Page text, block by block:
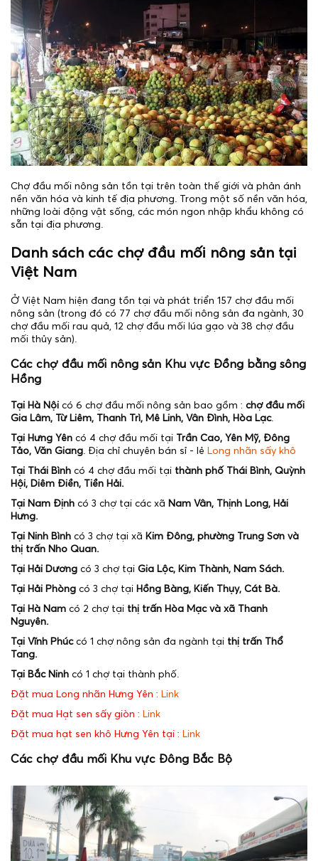
Chợ đầu mối nông sản tồn tại trên toàn thế giới và phản ánh
nền văn hóa và kinh tế địa phương. Trong một số nền văn hóa,
những loài động vật sống, các món ngon nhập khẩu không có
sẵn tại địa phương.
Danh sách các chợ đầu mối nông sản tại
Việt Nam
Ở Việt Nam hiện đang tồn tại và phát triển 157 chợ đầu mối
nông sản (trong đó có 77 chợ đầu mối nông sản đa ngành, 30
chợ đầu mối rau quả, 12 chợ đầu mối lúa gạo và 38 chợ đầu
mối thủy sản).
Các chợ đầu mối nông sản Khu vực Đồng bằng sông
Hồng
Tại Hà Nội có 6 chợ đầu mối nông sản bao gồm : chợ đầu mối
Gia Lâm, Từ Liêm, Thanh Trì, Mê Linh, Vân Đình, Hòa Lạc.
Tại Hưng Yên có 4 chợ đầu mối tại Trần Cao, Yên Mỹ, Đông
Tảo, Văn Giang . Địa chỉ chuyên bán sỉ - lẻ Long nhãn sấy khô
Tại Thái Bình có 4 chợ đầu mối tại thành phố Thái Bình, Quỳnh
Hội, Diêm Điền, Tiền Hải.
Tại Nam Định có 3 chợ tại các xã Nam Vân, Thịnh Long, Hải
Hưng.
Tại Ninh Bình có 3 chợ tại xã Kim Đông, phường Trung Sơn và
thị trấn Nho Quan.
Tại Hải Dương có 3 chợ tại Gia Lộc, Kim Thành, Nam Sách.
Tại Hải Phòng có 3 chợ tại Hồng Bàng, Kiến Thụy, Cát Bà.
Tại Hà Nam có 2 chợ tại thị trấn Hòa Mạc và xã Thanh
Nguyên.
Tại Vĩnh Phúccó 1 chợ nông sản đa ngành tại thị trấn Thổ
Tang.
Tại Bắc Ninh có 1 chợ tại thành phố.
Đặt mua Long nhãn Hưng Yên : Link
Đặt mua Hạt sen sấy giòn : Link
Đặt mua hạt sen khô Hưng Yên tại : Link
Các chợ đầu mối Khu vực Đông Bắc Bộ